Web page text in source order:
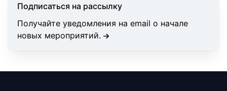
Подписаться на рассылку
Получайте уведомления на email о начале
новых мероприятий.